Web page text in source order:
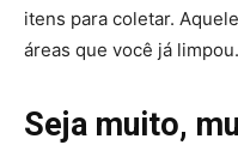
itens para coletar.
áreas que você já limpou.
Seja muito,